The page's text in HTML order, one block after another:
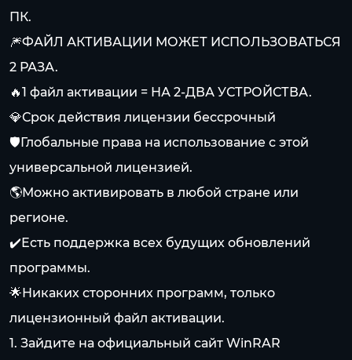
ПК.
🎆ФАЙЛ АКТИВАЦИИ МОЖЕТ ИСПОЛЬЗОВАТЬСЯ
2 РАЗА.
🔥1 файл активации = НА 2-ДВА УСТРОЙСТВА.
💎Срок действия лицензии бессрочный
🛡️Глобальные права на использование с этой
универсальной лицензией.
🌎Можно активировать в любой стране или
регионе.
✔️Есть поддержка всех будущих обновлений
программы.
🌟Никаких сторонних программ, только
лицензионный файл активации.
1. Зайдите на официальный сайт WinRAR